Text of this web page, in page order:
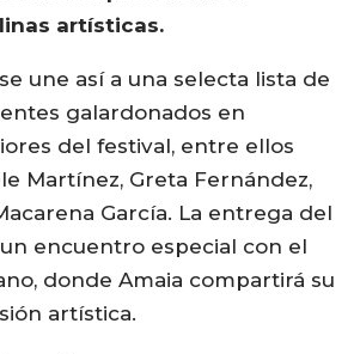
artísticas.
une así a una selecta lista de
galardonados en
del festival, entre ellos
Martínez, Greta Fernández,
García. La entrega del
encuentro especial con el
donde Amaia compartirá su
artística.